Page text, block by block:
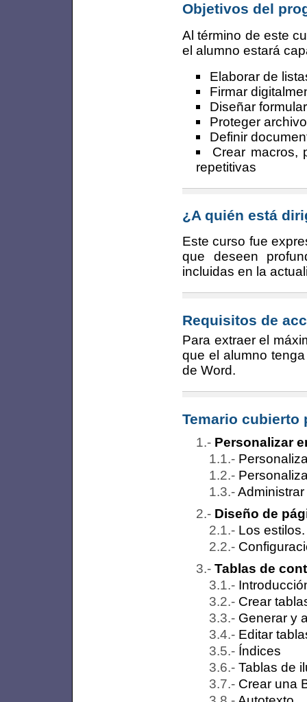
Objetivos del
Al término de este
el alumno estará
Elaborar de
Firmar
Diseñar
Proteger
Definir
Crear macros,
repetitivas
¿A quién está
Este curso fue
que deseen
incluidas en la
Requisitos de
Para extraer el
que el alumno
de Word.
Temario cubierto
Personalizar
Diseño de
Los
Tablas de
Crear
Generar y
Editar
Índices
Tablas de
Crear una